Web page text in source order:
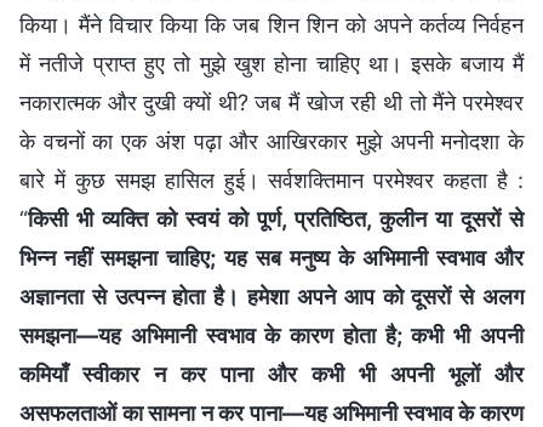
किया। मैंने विचार किया कि जब शिन शिन को अपने कर्तव्य निर्वहन
में नतीजे प्राप्त हुए तो मुझे खुश होना चाहिए था। इसके बजाय मैं
नकारात्मक और दुखी क्यों थी? जब मैं खोज रही थी तो मैंने परमेश्वर
के वचनों का एक अंश पढ़ा और आखिरकार मुझे अपनी मनोदशा के
बारे में कुछ समझ हासिल हुई। सर्वशक्तिमान परमेश्वर कहता है :
“किसी भी व्यक्ति को स्वयं को पूर्ण, प्रतिष्ठित, कुलीन या दूसरों से
भिन्न नहीं समझना चाहिए; यह सब मनुष्य के अभिमानी स्वभाव और
अज्ञानता से उत्पन्न होता है। हमेशा अपने आप को दूसरों से अलग
समझना—यह अभिमानी स्वभाव के कारण होता है; कभी भी अपनी
कमियाँ स्वीकार न कर पाना और कभी भी अपनी भूलों और
असफलताओं का सामना न कर पाना—यह अभिमानी स्वभाव के कारण